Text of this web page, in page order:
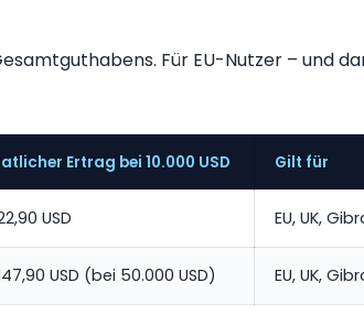
Für EU-Nutzer – und
Ertrag bei 10.000 USD Gilt für
USD EU, UK,
USD (bei 50.000 USD) EU, UK,